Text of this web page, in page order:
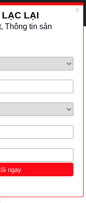
mua sắm
đo lưu